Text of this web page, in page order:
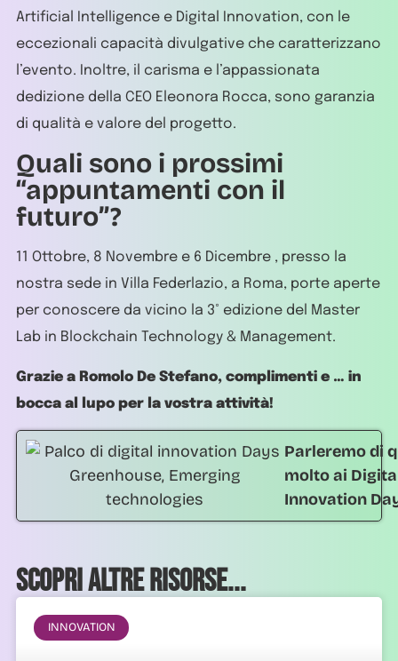
Artificial Intelligence e Digital Innovation, con le
eccezionali capacità divulgative che caratterizzano
l’evento. Inoltre, il carisma e l’appassionata
dedizione della CEO Eleonora Rocca, sono garanzia
di qualità e valore del progetto.
Quali sono i prossimi
“appuntamenti con il
futuro”?
11 Ottobre, 8 Novembre e 6 Dicembre , presso la
nostra sede in Villa Federlazio, a Roma, porte aperte
per conoscere da vicino la 3° edizione del Master
Lab in Blockchain Technology & Management.
Grazie a Romolo De Stefano, complimenti e … in
bocca al lupo per la vostra attività!
Parleremo di
molto ai
Innovation
Scopri altre risorse...
INNOVATION